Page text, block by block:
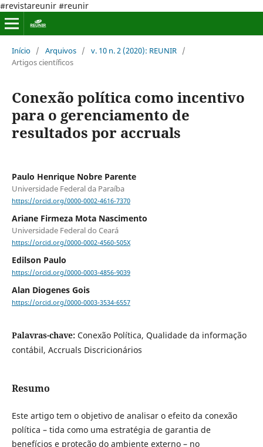
#revistareunir #reunir
Início / Arquivos / v. 10 n. 2 (2020): REUNIR /
Artigos científicos
Conexão política como incentivo
para o gerenciamento de
resultados por accruals
Paulo Henrique Nobre Parente
Universidade Federal da Paraíba
https://orcid.org/0000-0002-4616-7370
Ariane Firmeza Mota Nascimento
Universidade Federal do Ceará
https://orcid.org/0000-0002-4560-505X
Edilson Paulo
https://orcid.org/0000-0003-4856-9039
Alan Diogenes Gois
https://orcid.org/0000-0003-3534-6557
Palavras-chave: Conexão Política, Qualidade da informação
contábil, Accruals Discricionários
Resumo
Este artigo tem o objetivo de analisar o efeito da conexão
política – tida como uma estratégia de garantia de
benefícios e proteção do ambiente externo – no